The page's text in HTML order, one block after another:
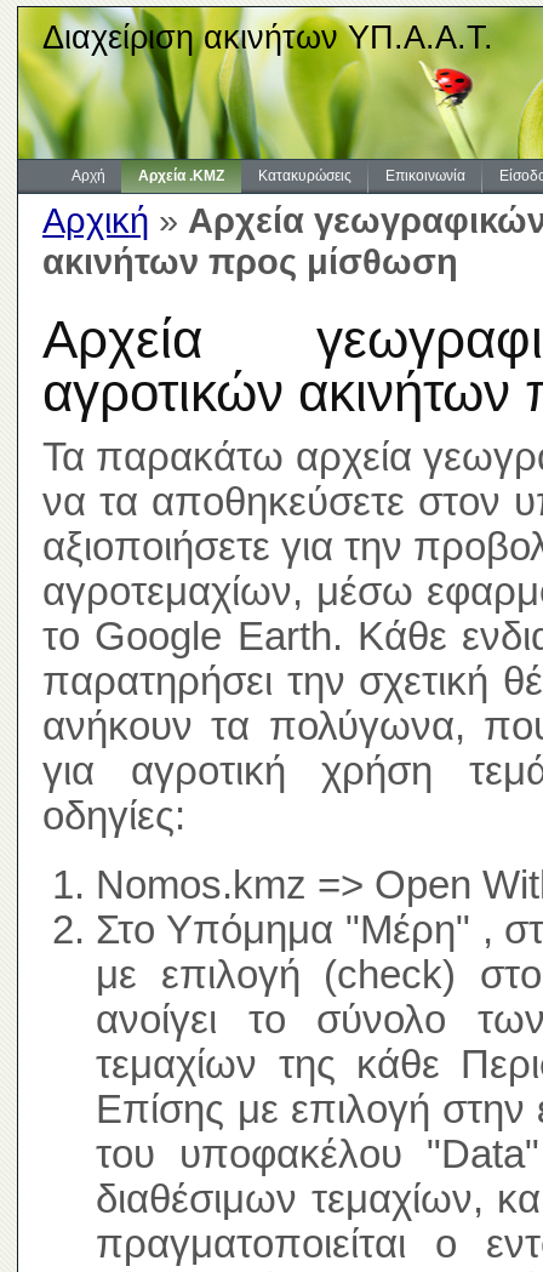
Διαχείριση ακινήτων ΥΠ.Α.Α.Τ.
Αρχή Αρχεία .KMZ Κατακυρώσεις Επικοινωνία
Αρχική » Αρχεία
ακινήτων προς μίσθωση
Αρχεία
αγροτικών
Τα παρακάτω αρχεία
να τα αποθηκεύσετε στον
αξιοποιήσετε για την
αγροτεμαχίων, μέσω
το Google Earth. Κάθε
παρατηρήσει την σχετική
ανήκουν τα πολύγωνα,
για αγροτική χρήση
οδηγίες:
Nomos.kmz => Open
Στο Υπόμημα "Μέρη" ,
με επιλογή (check)
ανοίγει το σύνολο
τεμαχίων της κάθε
Επίσης με επιλογή στην
του υποφακέλου
διαθέσιμων τεμαχίων,
πραγματοποιείται ο